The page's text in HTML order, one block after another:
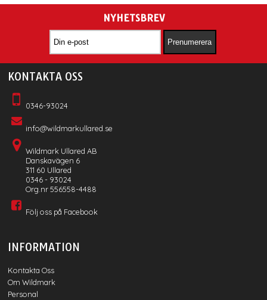
NYHETSBREV
KONTAKTA OSS
0346-93024
info@wildmarkullared.se
Wildmark Ullared AB
Danskavägen 6
311 60 Ullared
0346 - 93024
Org.nr 556558-4488
Följ oss på Facebook
INFORMATION
Kontakta Oss
Om Wildmark
Personal